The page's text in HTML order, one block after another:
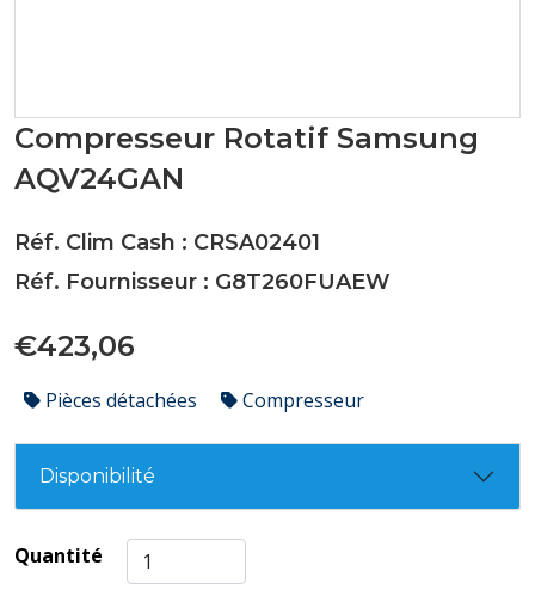
Compresseur Rotatif Samsung
AQV24GAN
Réf. Clim Cash : CRSA02401
Réf. Fournisseur : G8T260FUAEW
€423,06
Pièces détachées Compresseur
Disponibilité
Quantité